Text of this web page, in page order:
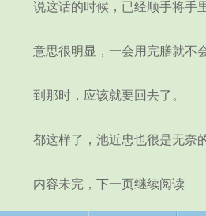
说这话的时候，已经顺手将手里
意思很明显，一会用完膳就不会
到那时，应该就要回去了。
都这样了，池近忠也很是无奈的
内容未完，下一页继续阅读